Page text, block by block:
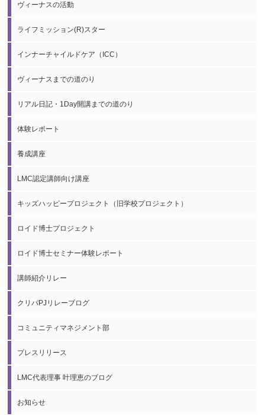
ヴィーナスの活動
ライフミッション(R)スター
インナーチャイルドケア（ICC）
ヴィーナスまでの道のり
リアル日記・1Day開講までの道のり
体験レポート
養成講座
LMC認定講師向け講座
キッズハッピープロジェクト（旧学校プロジェクト）
ロイド博士プロジェクト
ロイド博士セミナー体験レポート
講師紹介リレー
クリパPJリレーブログ
コミュニティマネジメント部
プレスリリース
LMC代表理事 叶理恵のブログ
お知らせ